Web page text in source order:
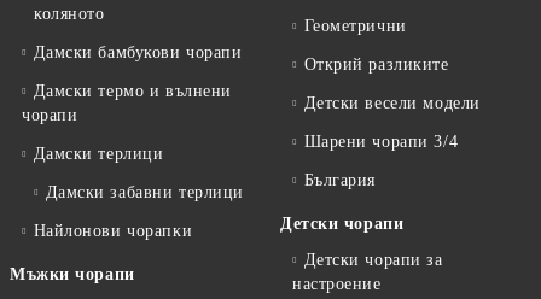
коляното
Дамски бамбукови чорапи
Дамски термо и вълнени
чорапи
Дамски терлици
Дамски забавни терлици
Найлонови чорапки
Мъжки чорапи
Геометрични
Открий разликите
Детски весели модели
Шарени чорапи 3/4
България
Детски чорапи
Детски чорапи за
настроение